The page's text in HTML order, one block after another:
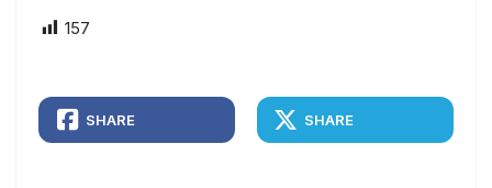
157
SHARE SHARE